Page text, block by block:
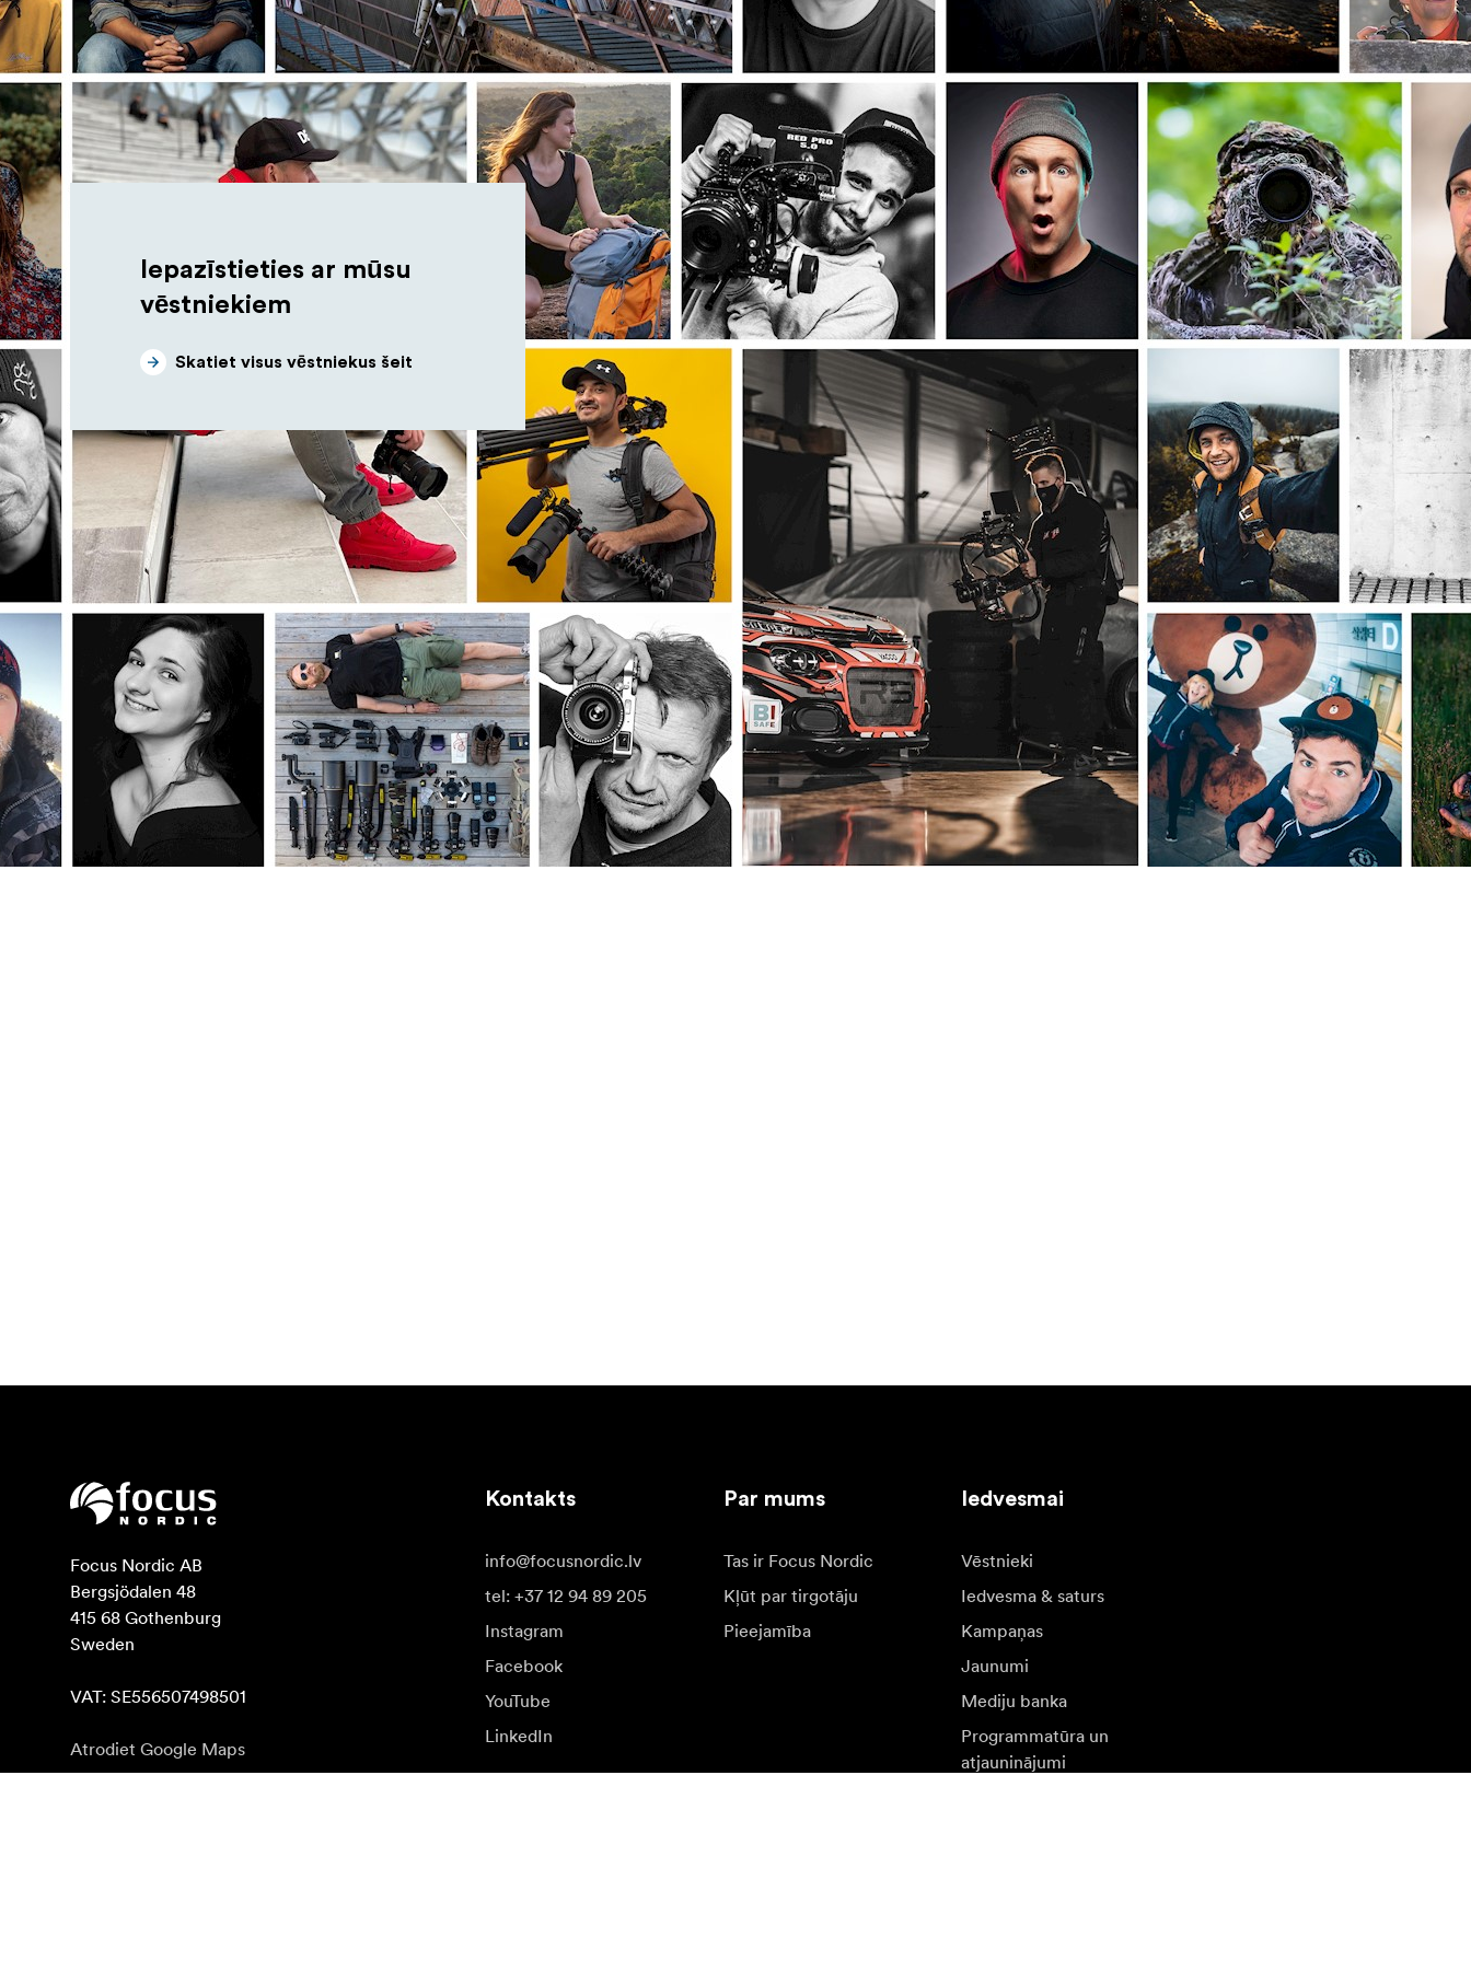
Iepazīstieties ar mūsu
vēstniekiem
Skatiet visus vēstniekus šeit
Focus Nordic AB
Bergsjödalen 48
415 68 Gothenburg
Sweden
VAT: SE556507498501
Atrodiet Google Maps
Kontakts
info@focusnordic.lv
tel: +37 12 94 89 205
Instagram
Facebook
YouTube
LinkedIn
Par mums
Tas ir Focus Nordic
Kļūt par tirgotāju
Pieejamība
Iedvesmai
Vēstnieki
Iedvesma & saturs
Kampaņas
Jaunumi
Mediju banka
Programmatūra un
atjauninājumi